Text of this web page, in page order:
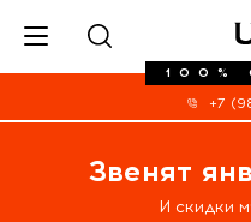
100%
+7
Звенят
И скидки